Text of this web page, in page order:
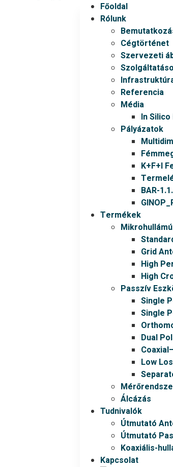
Főoldal
Rólunk
Cégtörténet
Szervezeti
Referencia
Média
In
Pályázatok
K+F+I
BAR-
Termékek
Grid
High
High
Passzív
Single
Single
Dual
Low
Álcázás
Tudnivalók
Útmutató
Útmutató
Koaxiális-
Kapcsolat